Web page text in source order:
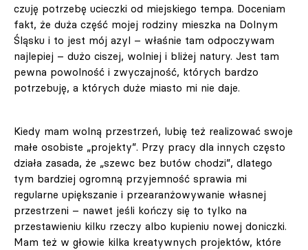
czuję potrzebę ucieczki od miejskiego tempa. Doceniam
fakt, że duża część mojej rodziny mieszka na Dolnym
Śląsku i to jest mój azyl – właśnie tam odpoczywam
najlepiej – dużo ciszej, wolniej i bliżej natury. Jest tam
pewna powolność i zwyczajność, których bardzo
potrzebuję, a których duże miasto mi nie daje.
Kiedy mam wolną przestrzeń, lubię też realizować swoje
małe osobiste „projekty”. Przy pracy dla innych często
działa zasada, że „szewc bez butów chodzi”, dlatego
tym bardziej ogromną przyjemność sprawia mi
regularne upiększanie i przearanżowywanie własnej
przestrzeni – nawet jeśli kończy się to tylko na
przestawieniu kilku rzeczy albo kupieniu nowej doniczki.
Mam też w głowie kilka kreatywnych projektów, które